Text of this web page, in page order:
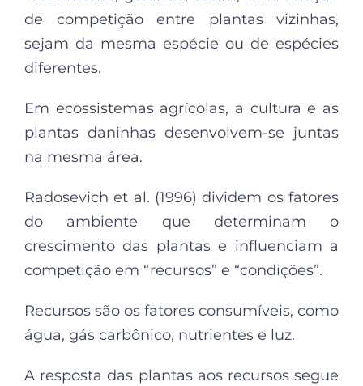
de competição entre plantas vizinhas,
sejam da mesma espécie ou de espécies
diferentes.
Em ecossistemas agrícolas, a cultura e as
plantas daninhas desenvolvem-se juntas
na mesma área.
Radosevich et al. (1996) dividem os fatores
do ambiente que determinam o
crescimento das plantas e influenciam a
competição em “recursos” e “condições”.
Recursos são os fatores consumíveis, como
água, gás carbônico, nutrientes e luz.
A resposta das plantas aos recursos segue